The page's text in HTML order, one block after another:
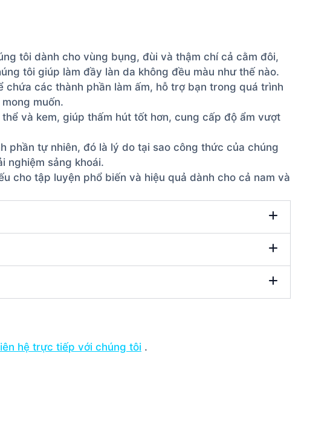
tôi dành cho vùng bụng, đùi và thậm chí cả cằm đôi,
tôi giúp làm đầy làn da không đều màu như thế nào.
chứa các thành phần làm ấm, hỗ trợ bạn trong quá trình
muốn.
và kem, giúp thấm hút tốt hơn, cung cấp độ ẩm vượt
phần tự nhiên, đó là lý do tại sao công thức của chúng
nghiệm sảng khoái.
cho tập luyện phổ biến và hiệu quả dành cho cả nam và
hệ trực tiếp với chúng tôi .